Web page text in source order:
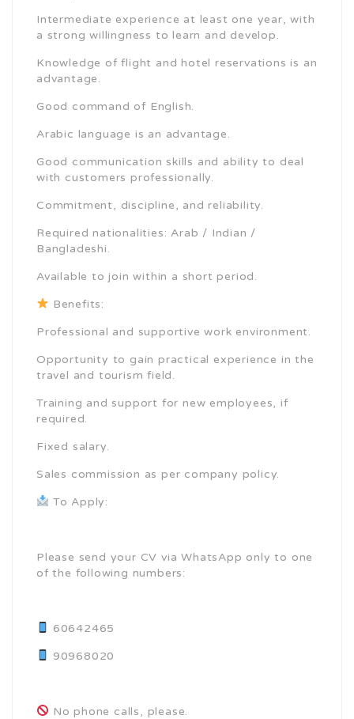
Intermediate experience at least one year, with
a strong willingness to learn and develop.
Knowledge of flight and hotel reservations is an
advantage.
Good command of English.
Arabic language is an advantage.
Good communication skills and ability to deal
with customers professionally.
Commitment, discipline, and reliability.
Required nationalities: Arab / Indian /
Bangladeshi.
Available to join within a short period.
Benefits:
Professional and supportive work environment.
Opportunity to gain practical experience in the
travel and tourism field.
Training and support for new employees, if
required.
Fixed salary.
Sales commission as per company policy.
To Apply:
Please send your CV via WhatsApp only to one
of the following numbers:
60642465
90968020
No phone calls, please.